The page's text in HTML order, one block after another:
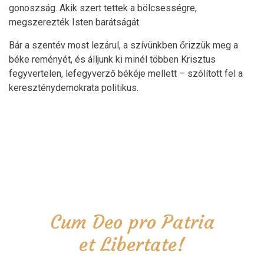
gonoszság. Akik szert tettek a bölcsességre,
megszerezték Isten barátságát.
Bár a szentév most lezárul, a szívünkben őrizzük meg a
béke reményét, és álljunk ki minél többen Krisztus
fegyvertelen, lefegyverző békéje mellett – szólított fel a
kereszténydemokrata politikus.
Cum Deo pro Patria
et Libertate!